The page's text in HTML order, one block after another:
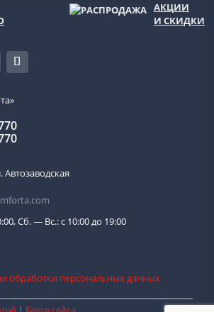
АКЦИИ
И СКИДКИ
Автозаводская
Сб. — Вс.: с 10:00 до 19:00
обработки персональных данных
| Карта сайта